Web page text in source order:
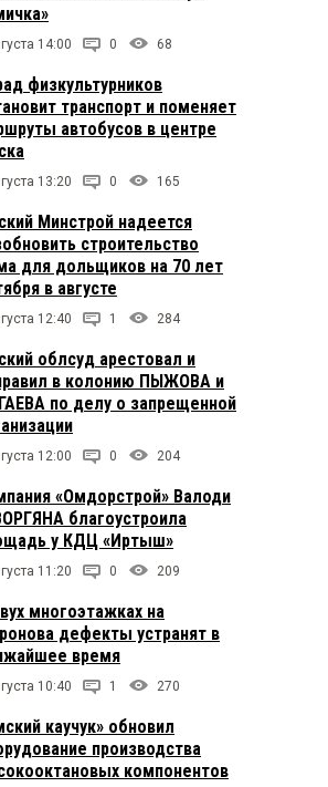
14:00 0 68
физкультурников
транспорт и поменяет
автобусов в центре
13:20 0 165
Минстрой надеется
строительство
для дольщиков на 70 лет
в августе
12:40 1 284
облсуд арестовал и
в колонию ПЫЖОВА и
по делу о запрещенной
12:00 0 204
«Омдорстрой» Валоди
благоустроила
у КДЦ «Иртыш»
11:20 0 209
многоэтажках на
дефекты устранят в
время
10:40 1 270
каучук» обновил
производства
компонентов